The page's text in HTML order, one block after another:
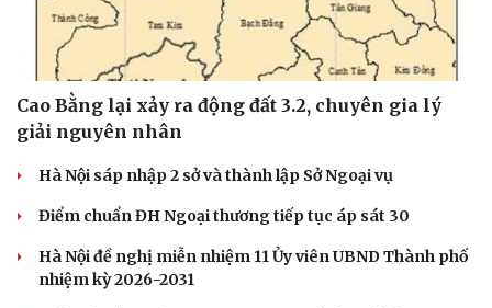
Du lịch
Tư vấn
Săn Tour
check-in
Podcast
Cửa sổ tình yêu
Hạt giống tâm hồn
Cao Bằng lại xảy ra động đất 3.2, chuyên gia lý
giải nguyên nhân
Hà Nội sáp nhập 2 sở và thành lập Sở Ngoại vụ
Điểm chuẩn ĐH Ngoại thương tiếp tục áp sát 30
Hà Nội đề nghị miễn nhiệm 11 Ủy viên UBND Thành phố
nhiệm kỳ 2026-2031